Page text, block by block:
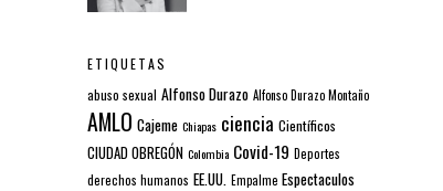
ETIQUETAS
abuso sexual Alfonso Durazo Alfonso Durazo Montaño
AMLO Cajeme Chiapas ciencia Científicos
CIUDAD OBREGÓN Colombia Covid-19 Deportes
derechos humanos EE.UU. Empalme Espectaculos